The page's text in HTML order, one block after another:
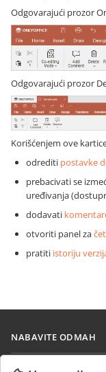
Odgovarajući prozor
Odgovarajući prozor
Korišćenjem ove
odrediti postavke
prebacivati se
uređivanja
dodavati
otvoriti panel začet
pratiti istoriju
NABAVITE ODMAH
Docs